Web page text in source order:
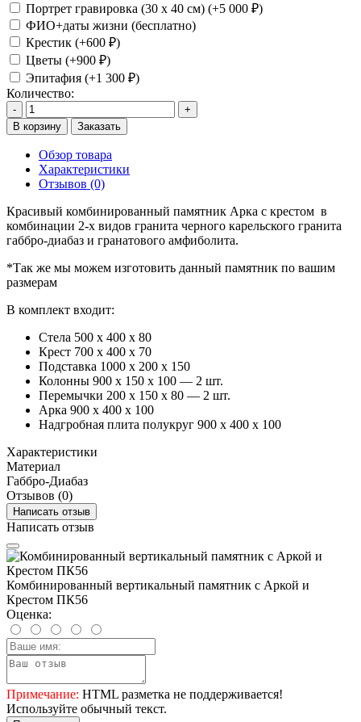
Портрет гравировка (30 х 40 см) (+5 000 ₽)
ФИО+даты жизни (бесплатно)
Крестик (+600 ₽)
Цветы (+900 ₽)
Эпитафия (+1 300 ₽)
Количество:
-
+
В корзину
Заказать
Обзор товара
Характеристики
Отзывов (0)
Красивый комбинированный памятник Арка с крестом в
комбинации 2-х видов гранита черного карельского гранита
габбро-диабаз и гранатового амфиболита.
*Так же мы можем изготовить данный памятник по вашим
размерам
В комплект входит:
Стела 500 х 400 х 80
Крест 700 х 400 х 70
Подставка 1000 х 200 х 150
Колонны 900 х 150 х 100 — 2 шт.
Перемычки 200 х 150 х 80 — 2 шт.
Арка 900 х 400 х 100
Надгробная плита полукруг 900 х 400 х 100
Характеристики
Материал
Габбро-Диабаз
Отзывов (0)
Написать отзыв
Написать отзыв
Комбинированный вертикальный памятник с Аркой и
Крестом ПК56
Оценка:
Примечание: HTML разметка не поддерживается!
Используйте обычный текст.